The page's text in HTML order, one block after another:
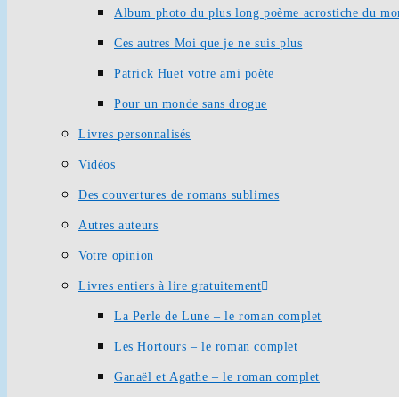
Album photo du plus long poème acrostiche du
Ces autres Moi que je ne suis plus
Patrick Huet votre ami poète
Pour un monde sans drogue
Livres personnalisés
Vidéos
Des couvertures de romans sublimes
Autres auteurs
Votre opinion
Livres entiers à lire gratuitement
La Perle de Lune – le roman complet
Les Hortours – le roman complet
Ganaël et Agathe – le roman complet